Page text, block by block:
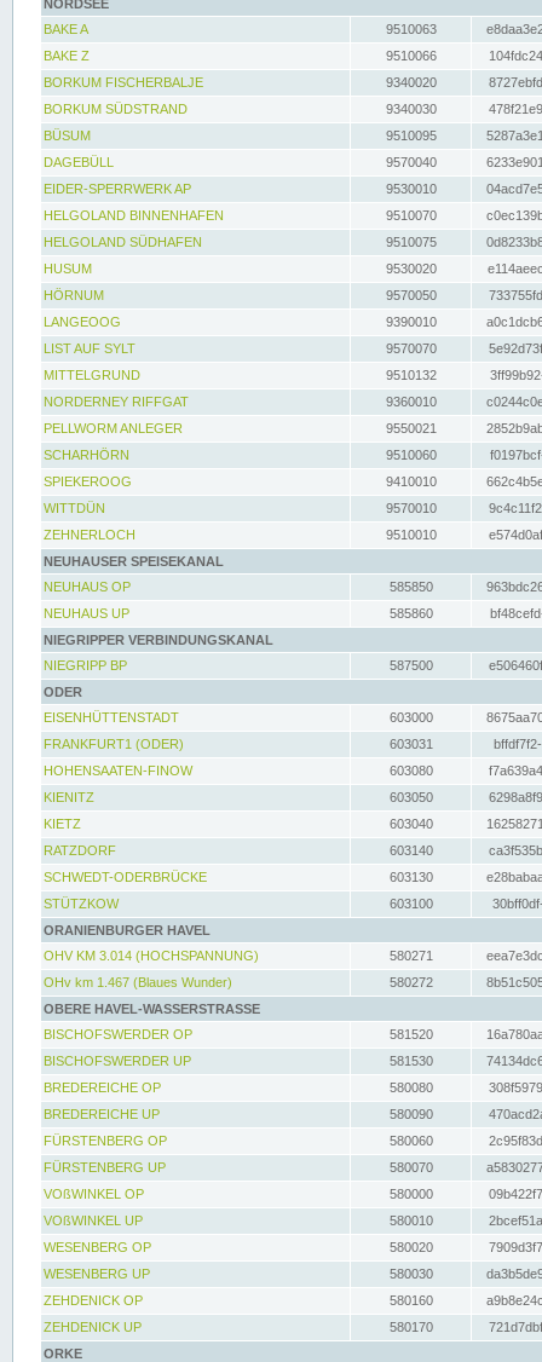
NORDSEE
BAKE A
9510063
BAKE Z
9510066
BORKUM FISCHERBALJE
9340020
BORKUM SÜDSTRAND
9340030
BÜSUM
9510095
DAGEBÜLL
9570040
EIDER-SPERRWERK AP
9530010
HELGOLAND BINNENHAFEN
9510070
HELGOLAND SÜDHAFEN
9510075
HUSUM
9530020
HÖRNUM
9570050
LANGEOOG
9390010
LIST AUF SYLT
9570070
MITTELGRUND
9510132
NORDERNEY RIFFGAT
9360010
PELLWORM ANLEGER
9550021
SCHARHÖRN
9510060
SPIEKEROOG
9410010
WITTDÜN
9570010
ZEHNERLOCH
9510010
NEUHAUSER SPEISEKANAL
NEUHAUS OP
585850
NEUHAUS UP
585860
NIEGRIPPER VERBINDUNGSKANAL
NIEGRIPP BP
587500
ODER
EISENHÜTTENSTADT
603000
FRANKFURT1 (ODER)
603031
HOHENSAATEN-FINOW
603080
KIENITZ
603050
KIETZ
603040
RATZDORF
603140
SCHWEDT-ODERBRÜCKE
603130
STÜTZKOW
603100
ORANIENBURGER HAVEL
OHV KM 3.014 (HOCHSPANNUNG)
580271
OHv km 1.467 (Blaues Wunder)
580272
OBERE HAVEL-WASSERSTRASSE
BISCHOFSWERDER OP
581520
BISCHOFSWERDER UP
581530
BREDEREICHE OP
580080
BREDEREICHE UP
580090
FÜRSTENBERG OP
580060
FÜRSTENBERG UP
580070
VOßWINKEL OP
580000
VOßWINKEL UP
580010
WESENBERG OP
580020
WESENBERG UP
580030
ZEHDENICK OP
580160
ZEHDENICK UP
580170
ORKE